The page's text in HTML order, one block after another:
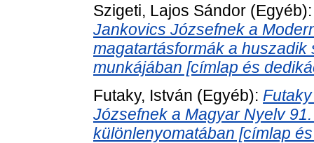
Szigeti, Lajos Sándor
Jankovics Józsefnek a
magatartásformák a
munkájában [címlap és
Futaky, István (Egyéb):
Józsefnek a Magyar Nyelv
különlenyomatában [címlap